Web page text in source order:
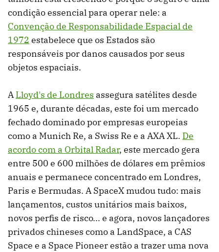
condição essencial para operar nele: a
Convenção de Responsabilidade Espacial de
1972 estabelece que os Estados são
responsáveis ​​por danos causados ​​por seus
objetos espaciais.
A Lloyd's de Londres assegura satélites desde
1965 e, durante décadas, este foi um mercado
fechado dominado por empresas europeias
como a Munich Re, a Swiss Re e a AXA XL. De
acordo com a Orbital Radar, este mercado gera
entre 500 e 600 milhões de dólares em prêmios
anuais e permanece concentrado em Londres,
Paris e Bermudas. A SpaceX mudou tudo: mais
lançamentos, custos unitários mais baixos,
novos perfis de risco... e agora, novos lançadores
privados chineses como a LandSpace, a CAS
Space e a Space Pioneer estão a trazer uma nova